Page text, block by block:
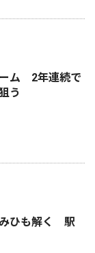
ム 2年連続で
う
ひも解く 駅